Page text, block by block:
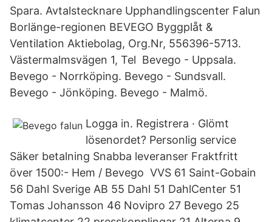
Spara. Avtalstecknare Upphandlingscenter Falun
Borlänge-regionen BEVEGO Byggplåt &
Ventilation Aktiebolag, Org.Nr, 556396-5713.
Västermalmsvägen 1, Tel Bevego - Uppsala.
Bevego - Norrköping. Bevego - Sundsvall.
Bevego - Jönköping. Bevego - Malmö.
Logga in. Registrera · Glömt
lösenordet? Personlig service
Säker betalning Snabba leveranser Fraktfritt
över 1500:- Hem / Bevego VVS 61 Saint-Gobain
56 Dahl Sverige AB 55 Dahl 51 DahlCenter 51
Tomas Johansson 46 Novipro 27 Bevego 25